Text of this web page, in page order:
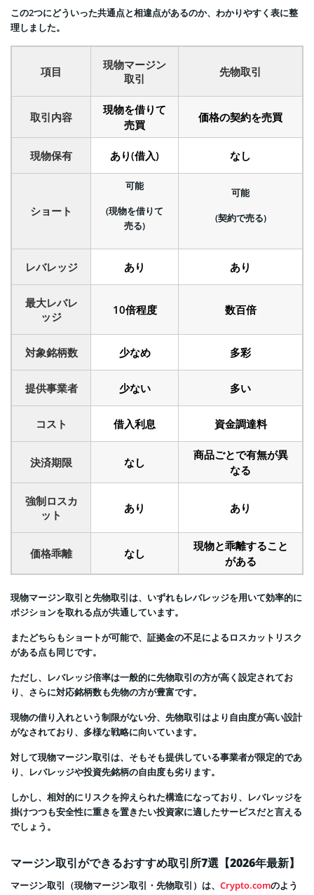
この2つにどういった共通点と相違点があるのか、わかりやすく表に整
理しました。
項目
現物マージン
取引
先物取引
取引内容
現物を借りて
売買
価格の契約を売買
現物保有 あり(借入) なし
ショート
可能
(現物を借りて
売る)
可能
(契約で売る)
レバレッジ あり あり
最大レバレ
ッジ
10倍程度 数百倍
対象銘柄数 少なめ 多彩
提供事業者 少ない 多い
コスト 借入利息 資金調達料
決済期限 なし
商品ごとで有無が異
なる
強制ロスカ
ット
あり あり
価格乖離 なし
現物と乖離すること
がある
現物マージン取引と先物取引は、いずれもレバレッジを用いて効率的に
ポジションを取れる点が共通しています。
またどちらもショートが可能で、証拠金の不足によるロスカットリスク
がある点も同じです。
ただし、レバレッジ倍率は一般的に先物取引の方が高く設定されてお
り、さらに対応銘柄数も先物の方が豊富です。
現物の借り入れという制限がない分、先物取引はより自由度が高い設計
がなされており、多様な戦略に向いています。
対して現物マージン取引は、そもそも提供している事業者が限定的であ
り、レバレッジや投資先銘柄の自由度も劣ります。
しかし、相対的にリスクを抑えられた構造になっており、レバレッジを
掛けつつも安全性に重きを置きたい投資家に適したサービスだと言える
でしょう。
マージン取引ができるおすすめ取引所7選【2026年最新】
マージン取引（現物マージン取引・先物取引）は、 Crypto.comのよう